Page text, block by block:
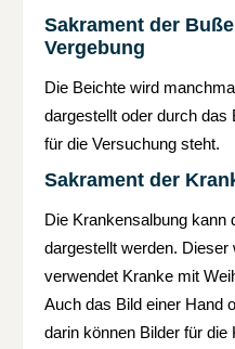
Sakrament der
Vergebung
Die Beichte wird
dargestellt oder durch das
für die Versuchung steht.
Sakrament der
Die Krankensalbung kann
dargestellt werden.
verwendet Kranke mit
Auch das Bild einer Hand
darin können Bilder für die